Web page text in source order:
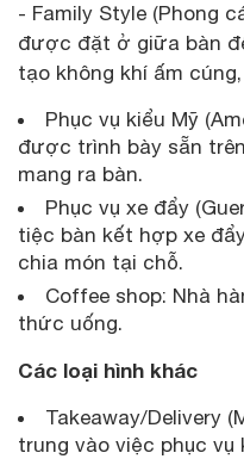
- Family Style (Phong
được đặt ở giữa bàn
tạo không khí ấm
Phục vụ kiểu Mỹ
được trình bày sẵn
mang ra bàn.
Phục vụ xe đẩy
tiệc bàn kết hợp xe
chia món tại chỗ.
Coffee shop: Nhà
thức uống.
Các loại hình khác
Takeaway/Delivery
trung vào việc phục vụ